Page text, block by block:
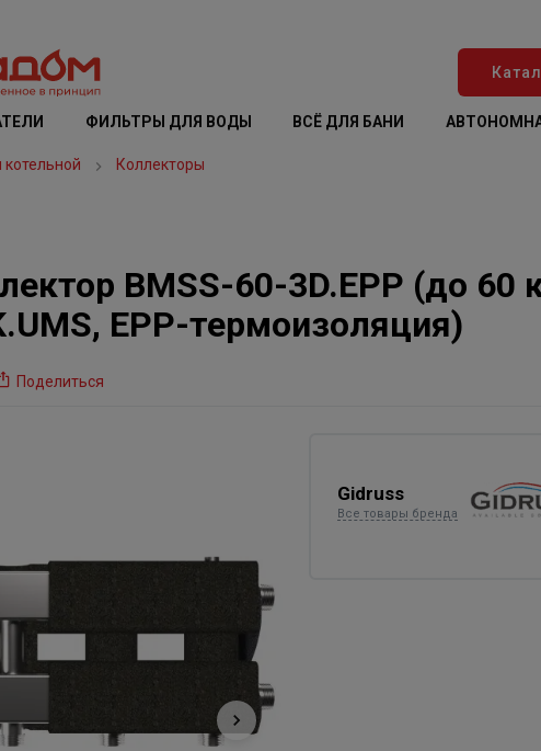
ФИЛЬТРЫ ДЛЯ ВОДЫ ВСЁ ДЛЯ БАНИ
Коллекторы
BMSS-60-3D.EPP (до 60
EPP-термоизоляция)
Поделиться
Gidruss
Все товары бренда